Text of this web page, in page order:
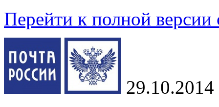
Перейти к полной версии
29.10.2014